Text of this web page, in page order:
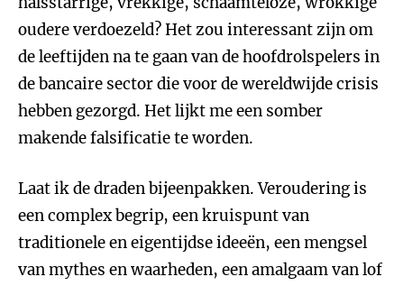
oudere verdoezeld? Het zou interessant zijn om
de leeftijden na te gaan van de hoofdrolspelers in
de bancaire sector die voor de wereldwijde crisis
hebben gezorgd. Het lijkt me een somber
makende falsificatie te worden.
Laat ik de draden bijeenpakken. Veroudering is
een complex begrip, een kruispunt van
traditionele en eigentijdse ideeën, een mengsel
van mythes en waarheden, een amalgaam van lof